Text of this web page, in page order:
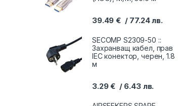
39.49€ 77.24лв.
SECOMP S2309-50 ::
Захранващ кабел, прав
IEC конектор, черен, 1.8
м
3.29€ 6.43 лв.